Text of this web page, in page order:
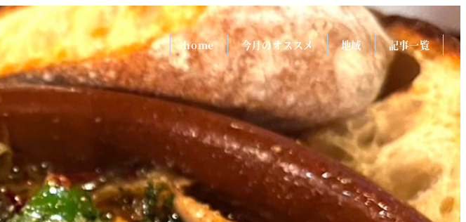
home 今月のオススメ 地域 記事一覧